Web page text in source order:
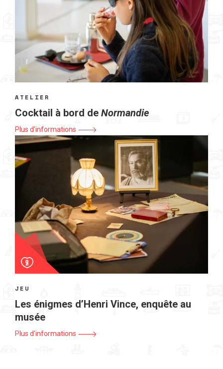
ATELIER
Cocktail à bord de Normandie
Plus d'informations
JEU
Les énigmes d’Henri Vince, enquête au
musée
Plus d'informations